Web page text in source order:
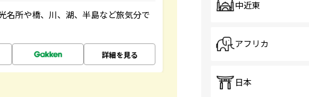
名所や橋、川、湖、半島など旅気分で
詳細を見る
中近東
アフリカ
日本